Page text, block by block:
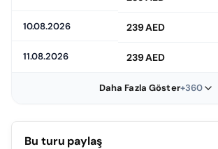
10.08.2026 239 AED
11.08.2026 239 AED
Daha Fazla Göster+360
Bu turu paylaş